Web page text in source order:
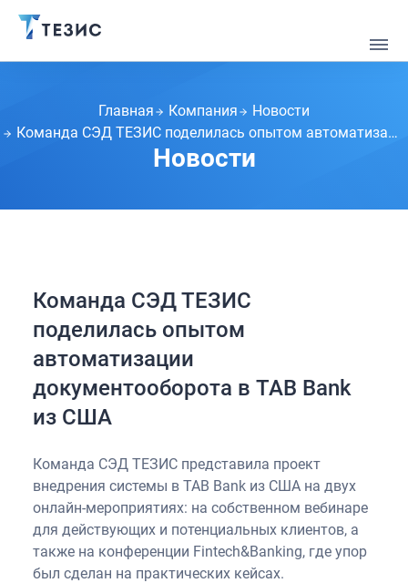
Главная Компания
Новости
Команда СЭД ТЕЗИС поделилась опытом автоматизации документооборота в TAB Bank из США
Новости
Команда СЭД ТЕЗИС
поделилась опытом
автоматизации
документооборота в TAB Bank
из США
Команда СЭД ТЕЗИС представила проект
внедрения системы в TAB Bank из США на двух
онлайн-мероприятиях: на собственном вебинаре
для действующих и потенциальных клиентов, а
также на конференции Fintech&Banking, где упор
был сделан на практических кейсах.